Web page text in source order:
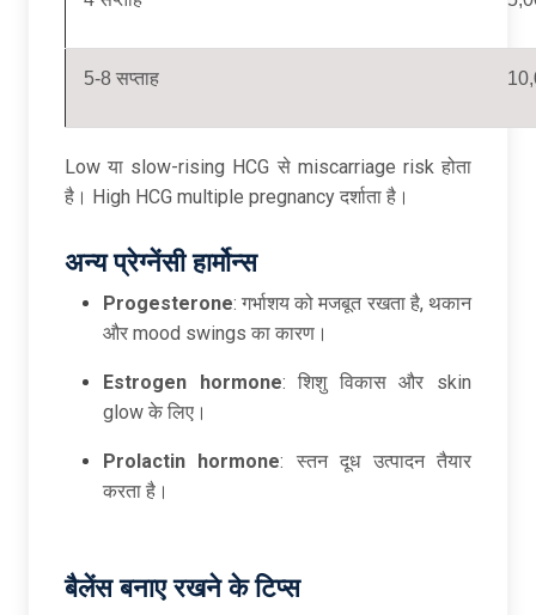
5-8 सप्ताह
Low या slow-rising HCG से miscarriage risk होता
है। High HCG multiple pregnancy दर्शाता है।​
अन्यप्रेग्नेंसीहार्मोन्स
Progesterone: गर्भाशय को मजबूत रखता है, थकान
और mood swings का कारण।
Estrogen hormone: शिशु विकास और skin
glow के लिए।
Prolactin hormone: स्तन दूध उत्पादन तैयार
करता है।
बैलेंसबनाएरखनेकेटिप्स